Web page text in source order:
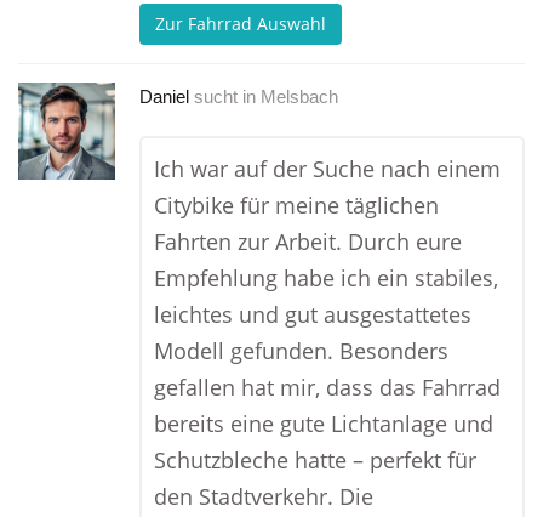
Zur Fahrrad Auswahl
Daniel sucht in Melsbach
Ich war auf der Suche nach einem
Citybike für meine täglichen
Fahrten zur Arbeit. Durch eure
Empfehlung habe ich ein stabiles,
leichtes und gut ausgestattetes
Modell gefunden. Besonders
gefallen hat mir, dass das Fahrrad
bereits eine gute Lichtanlage und
Schutzbleche hatte – perfekt für
den Stadtverkehr. Die